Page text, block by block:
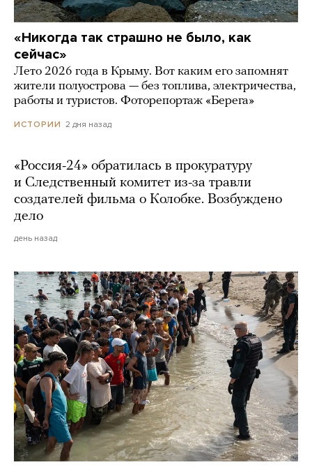
«Никогда так страшно не было, как
сейчас»
Лето 2026 года в Крыму. Вот каким его запомнят
жители полуострова — без топлива, электричества,
работы и туристов. Фоторепортаж «Берега»
ИСТОРИИ 2 дня назад
«Россия-24» обратилась в прокуратуру
и Следственный комитет из-за травли
создателей фильма о Колобке. Возбуждено
дело
день назад